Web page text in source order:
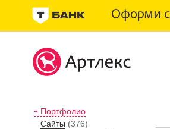
Портфолио
Сайты (376)